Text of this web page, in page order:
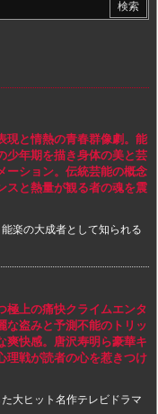
現と情熱の青春群像劇。能
少年期を描き身体の美と芸
ーション。伝統芸能の概念
スと熱量が観る者の魂を震
楽の大成者として知られる
極上の痛快クライムエンタ
な盗みと予測不能のトリッ
爽快感。唐沢寿明ら豪華キ
理戦が読者の心を惹きつけ
大ヒット名作テレビドラマ